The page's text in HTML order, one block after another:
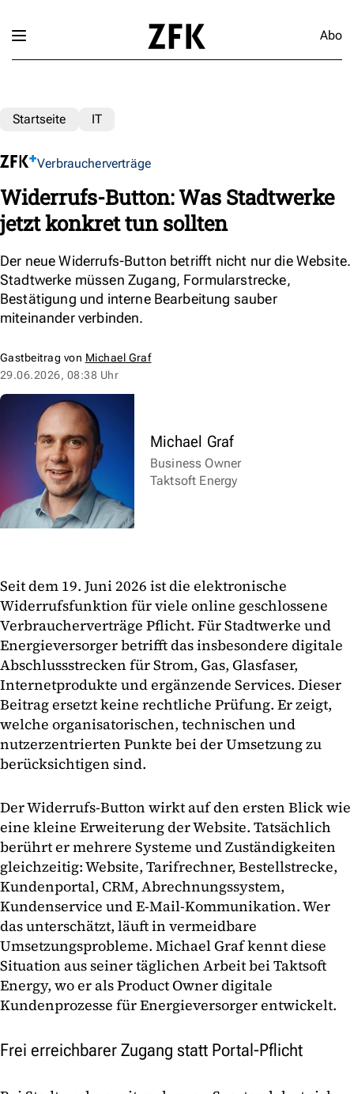
Abo
Startseite IT
Verbraucherverträge
Widerrufs-Button: Was Stadtwerke
jetzt konkret tun sollten
Der neue Widerrufs-Button betrifft nicht nur die Website.
Stadtwerke müssen Zugang, Formularstrecke,
Bestätigung und interne Bearbeitung sauber
miteinander verbinden.
Gastbeitrag von Michael Graf
29.06.2026, 08:38 Uhr
Michael Graf
Business Owner
Taktsoft Energy
Seit dem 19. Juni 2026 ist die elektronische
Widerrufsfunktion für viele online geschlossene
Verbraucherverträge Pflicht. Für Stadtwerke und
Energieversorger betrifft das insbesondere digitale
Abschlussstrecken für Strom, Gas, Glasfaser,
Internetprodukte und ergänzende Services. Dieser
Beitrag ersetzt keine rechtliche Prüfung. Er zeigt,
welche organisatorischen, technischen und
nutzerzentrierten Punkte bei der Umsetzung zu
berücksichtigen sind.
Der Widerrufs-Button wirkt auf den ersten Blick wie
eine kleine Erweiterung der Website. Tatsächlich
berührt er mehrere Systeme und Zuständigkeiten
gleichzeitig: Website, Tarifrechner, Bestellstrecke,
Kundenportal, CRM, Abrechnungssystem,
Kundenservice und E-Mail-Kommunikation. Wer
das unterschätzt, läuft in vermeidbare
Umsetzungsprobleme. Michael Graf kennt diese
Situation aus seiner täglichen Arbeit bei Taktsoft
Energy, wo er als Product Owner digitale
Kundenprozesse für Energieversorger entwickelt.
Frei erreichbarer Zugang statt Portal-Pflicht